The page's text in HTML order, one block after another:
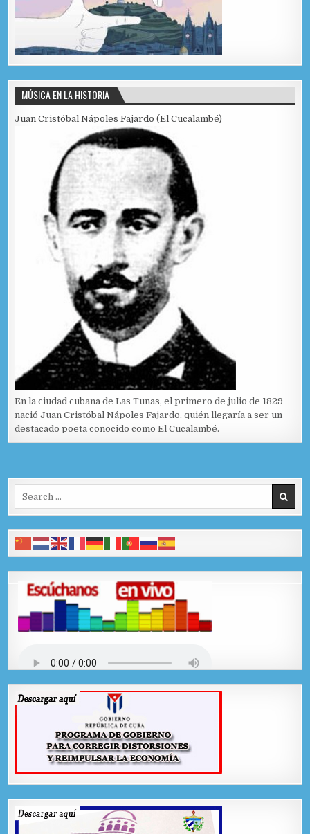
MÚSICA EN LA HISTORIA
Juan Cristóbal Nápoles Fajardo (El Cucalambé)
En la ciudad cubana de Las Tunas, el primero de julio de 1829
nació Juan Cristóbal Nápoles Fajardo, quién llegaría a ser un
destacado poeta conocido como El Cucalambé.